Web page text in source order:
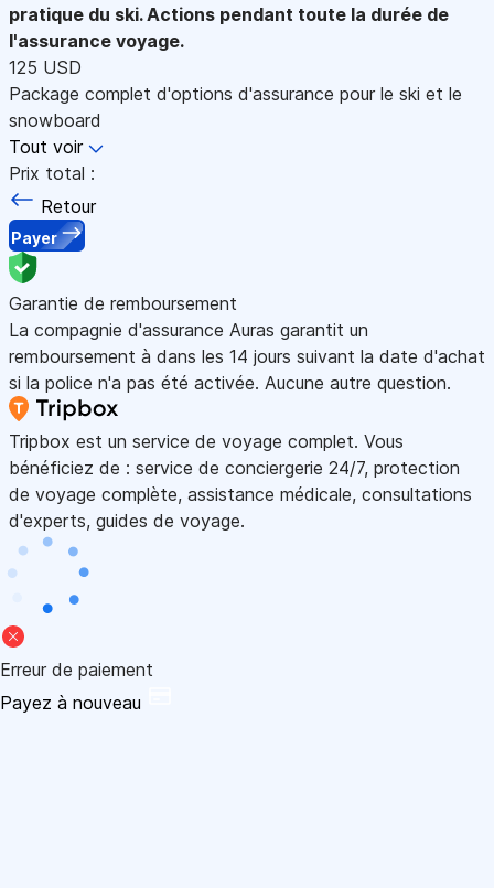
pratique du ski. Actions pendant toute la durée de
l'assurance voyage.
125 USD
Package complet d'options d'assurance pour le ski et le
snowboard
Tout voir
Prix total :
Retour
Payer
Garantie de remboursement
La compagnie d'assurance Auras garantit un
remboursement à dans les 14 jours suivant la date d'achat
si la police n'a pas été activée. Aucune autre question.
Tripbox est un service de voyage complet. Vous
bénéficiez de : service de conciergerie 24/7, protection
de voyage complète, assistance médicale, consultations
d'experts, guides de voyage.
Erreur de paiement
Payez à nouveau